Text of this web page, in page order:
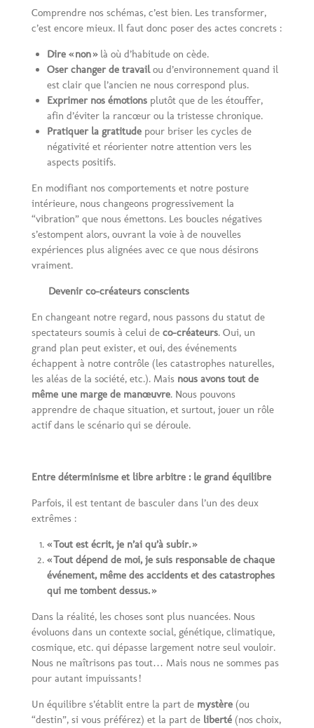
Comprendre nos schémas, c’est bien. Les transformer,
c’est encore mieux. Il faut donc poser des actes concrets :
Dire «non»là où d’habitude on cède.
Oser changer de travailou d’environnement quand il
est clair que l’ancien ne nous correspond plus.
Exprimer nos émotions plutôt que de les étouffer,
afin d’éviter la rancœur ou la tristesse chronique.
Pratiquer la gratitude pour briser les cycles de
négativité et réorienter notre attention vers les
aspects positifs.
En modifiant nos comportements et notre posture
intérieure, nous changeons progressivement la
“vibration” que nous émettons. Les boucles négatives
s’estompent alors, ouvrant la voie à de nouvelles
expériences plus alignées avec ce que nous désirons
vraiment.
Devenir co-créateurs conscients
En changeant notre regard, nous passons du statut de
spectateurs soumis à celui de co-créateurs. Oui, un
grand plan peut exister, et oui, des événements
échappent à notre contrôle (les catastrophes naturelles,
les aléas de la société, etc.). Mais nous avons tout de
même une marge de manœuvre. Nous pouvons
apprendre de chaque situation, et surtout, jouer un rôle
actif dans le scénario qui se déroule.
Entre déterminisme et libre arbitre : le grand équilibre
Parfois, il est tentant de basculer dans l’un des deux
extrêmes :
«Tout estécrit, je n’ai qu’à subir.»
«Tout dépend de moi, je suis responsable de chaque
événement, même des accidents et des catastrophes
qui me tombent dessus.»
Dans la réalité, les choses sont plus nuancées. Nous
évoluons dans un contexte social, génétique, climatique,
cosmique, etc. qui dépasse largement notre seul vouloir.
Nous ne maîtrisons pas tout… Mais nous ne sommes pas
pour autant impuissants !
Un équilibre s’établit entre la part de mystère(ou
“destin”, si vous préférez) et la part de liberté(nos choix,